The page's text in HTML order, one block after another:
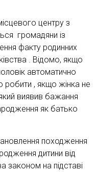
центру з
громадяни із
факту родинних
. Відомо, якщо
автоматично
, якщо жінка не
виявив бажання
як батько
походження
дитини від
законом на підставі